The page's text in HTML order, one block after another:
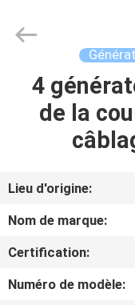
ACCUEIL
PRODUITS
À
PROPOS
DE
Machinery
Reserved.4
de la
Lieu d'origine:
Nom de marque:
Certification:
Numéro de modèle: